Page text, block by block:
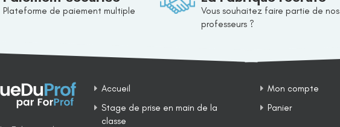
Plateforme de paiement multiple
Vous souhaitez faire partie de nos
professeurs ?
Accueil
Stage de prise en main de la
classe
Mon compte
Panier